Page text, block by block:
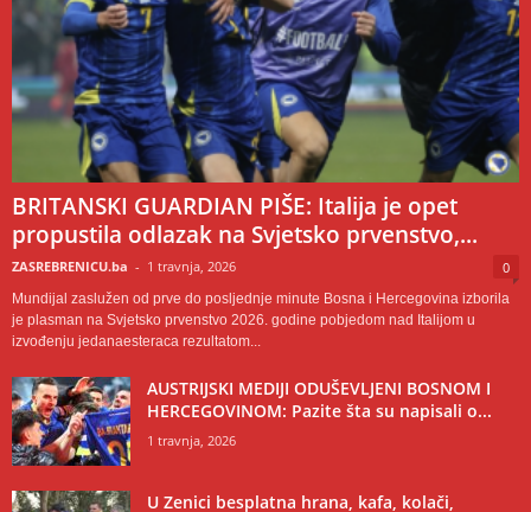
BRITANSKI GUARDIAN PIŠE: Italija je opet
propustila odlazak na Svjetsko prvenstvo,...
ZASREBRENICU.ba - 1 travnja, 2026 0
Mundijal zaslužen od prve do posljednje minute Bosna i Hercegovina izborila
je plasman na Svjetsko prvenstvo 2026. godine pobjedom nad Italijom u
izvođenju jedanaesteraca rezultatom...
AUSTRIJSKI MEDIJI ODUŠEVLJENI BOSNOM I
HERCEGOVINOM: Pazite šta su napisali o...
1 travnja, 2026
U Zenici besplatna hrana, kafa, kolači,